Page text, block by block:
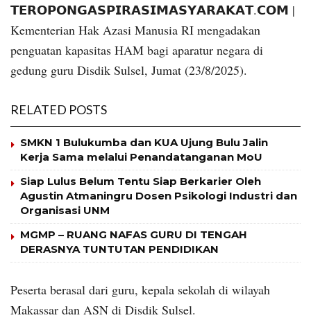
𝗧𝗘𝗥𝗢𝗣𝗢𝗡𝗚𝗔𝗦𝗣𝗜𝗥𝗔𝗦𝗜𝗠𝗔𝗦𝗬𝗔𝗥𝗔𝗞𝗔𝗧.𝗖𝗢𝗠 |
Kementerian Hak Azasi Manusia RI mengadakan
penguatan kapasitas HAM bagi aparatur negara di
gedung guru Disdik Sulsel, Jumat (23/8/2025).
RELATED POSTS
SMKN 1 Bulukumba dan KUA Ujung Bulu Jalin
Kerja Sama melalui Penandatanganan MoU
Siap Lulus Belum Tentu Siap Berkarier Oleh
Agustin Atmaningru Dosen Psikologi Industri dan
Organisasi UNM
MGMP – RUANG NAFAS GURU DI TENGAH
DERASNYA TUNTUTAN PENDIDIKAN
Peserta berasal dari guru, kepala sekolah di wilayah
Makassar dan ASN di Disdik Sulsel.